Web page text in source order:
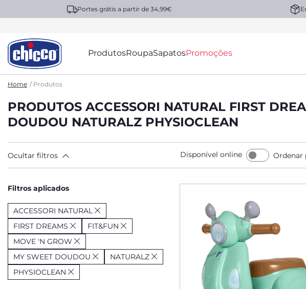
Portes grátis a partir de 34,99€
ProdutosRoupaSapatosPromoções
Home Produtos
PRODUTOS ACCESSORI NATURAL FIRST
DOUDOU NATURALZ PHYSIOCLEAN
Ocultar filtros Disponível online Ordenar
Filtros aplicados
ACCESSORI NATURAL
FIRST DREAMS
FIT&FUN
MOVE 'N GROW
MY SWEET DOUDOU
NATURALZ
PHYSIOCLEAN